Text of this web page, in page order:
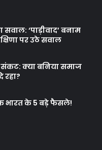
सवाल: ‘पाड़ीवाद’ बनाम
पर उठे सवाल
संकट: क्या बनिया समाज
भारत के 5 बड़े फैसले!